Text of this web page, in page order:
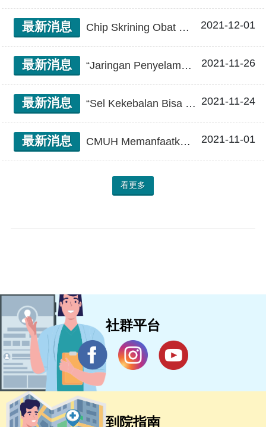
最新消息 Chip Skrining Obat Kanker yang Dipersonalisasi dengan Presisi Tinggi, Terobosan Baru Medis Presisi Kanker 2021-12-01
最新消息 “Jaringan Penyelamat Jantung AI Taiwan Tengah”, Selamatkan Nyawa Lindungi Jantung, Tidak Bisa Ditunda! Sistem Diagnosis Jarak Jauh Sebelum Tiba di Rumah Sakit CMUH untuk Infark Miokard Akut 2021-11-26
最新消息 “Sel Kekebalan Bisa Mengobati Kanker” Kanker yang Sebelumnya Membuat Orang Ketakutan, Ternyata juga bisa Disembuhkan! 2021-11-24
最新消息 CMUH Memanfaatkan Power BI Berhasil Menyelamatkan Nyawa Pasien Mengimpor Platform Azure Secara Menyeluruh, Menyediakan Layanan Medis Cerdas 2021-11-01
看更多
社群平台
到院指南